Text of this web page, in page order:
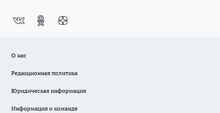
О нас
Редакционная политика
Юридическая информация
Информация о команде